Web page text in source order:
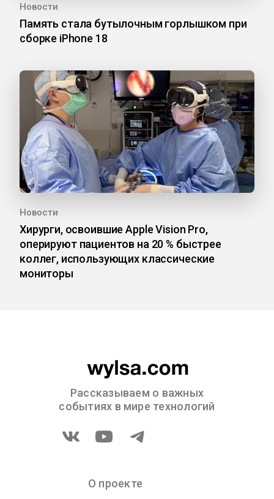
Новости
Память стала бутылочным горлышком при
сборке iPhone 18
Новости
Хирурги, освоившие Apple Vision Pro,
оперируют пациентов на 20 % быстрее
коллег, использующих классические
мониторы
Рассказываем о важных
событиях в мире технологий
О проекте